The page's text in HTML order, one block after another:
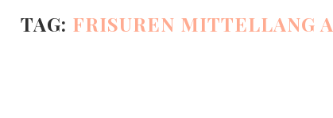
TAG: FRISUREN MITTELLANG